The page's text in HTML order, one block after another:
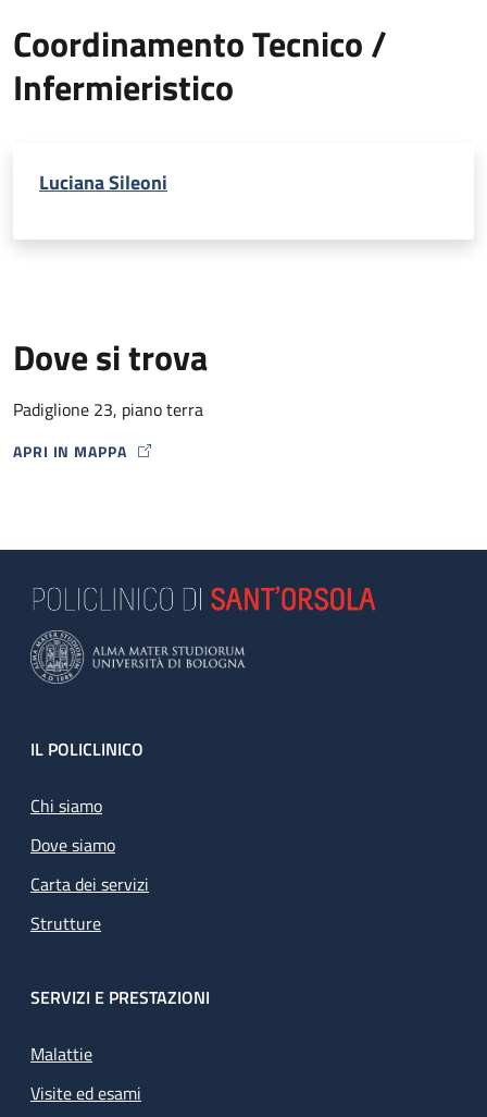
Coordinamento Tecnico /
Infermieristico
Luciana Sileoni
Dove si trova
Padiglione 23, piano terra
APRI IN MAPPA
MAP ICON
Footer
IL POLICLINICO
Chi siamo
Dove siamo
Carta dei servizi
Strutture
SERVIZI E PRESTAZIONI
Malattie
Visite ed esami